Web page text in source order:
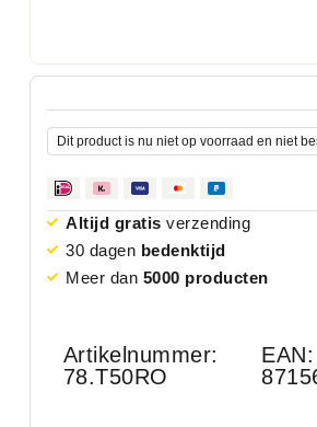
Dit product is nu niet op voorraad en niet
Altijd gratis verzending
30 dagen bedenktijd
Meer dan 5000 producten
Artikelnummer:
78.T50RO
EAN: